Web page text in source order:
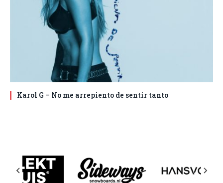
Karol G – No me arrepiento de sentir tanto